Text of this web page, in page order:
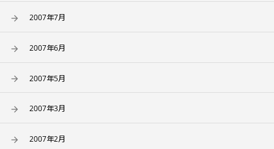
2007年7月
2007年6月
2007年5月
2007年3月
2007年2月